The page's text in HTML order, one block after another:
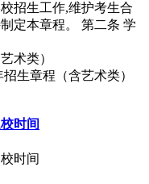
招生工作,维护考生合
定本章程。 第二条 学
生章程（含艺术类）
时间
时间